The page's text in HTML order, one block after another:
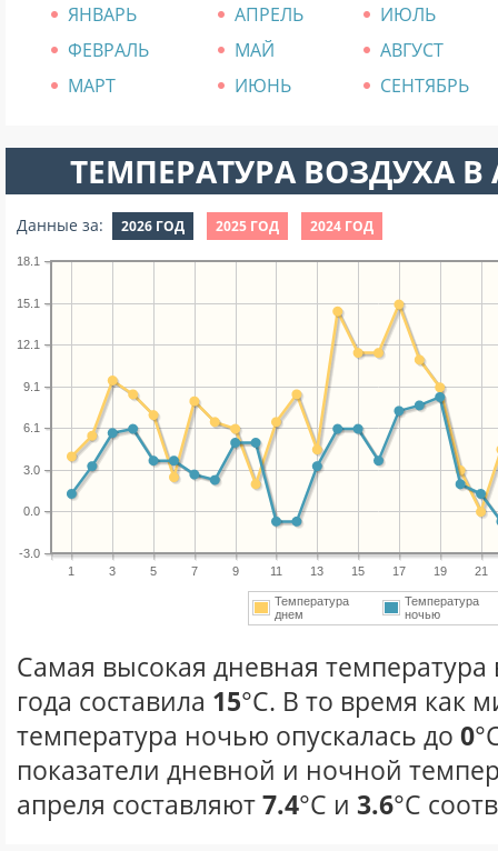
ЯНВАРЬ АПРЕЛЬ
ИЮЛЬ
ФЕВРАЛЬ
МАЙ
АВГУСТ
МАРТ
ИЮНЬ СЕНТЯБРЬ
ТЕМПЕРАТУРА ВОЗДУХА В
Данные за: 2026 ГОД 2025 ГОД 2024 ГОД
1 3 5 7 9 11 13 15 17 19 21
-3.0
0.0
3.0
6.1
9.1
12.1
15.1
18.1
Температура
днем
Температура
ночью
Самая высокая дневная температура
года составила 15°С. В то время как
температура ночью опускалась до 0
показатели дневной и ночной
апреля составляют7.4°С и 3.6°С